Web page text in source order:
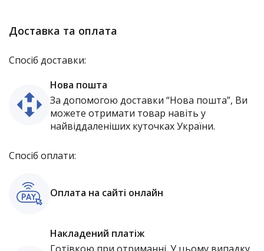
Доставка та оплата
Спосіб доставки:
Нова пошта
За допомогою доставки “Нова пошта”, Ви
можете отримати товар навіть у
найвіддаленіших куточках України.
Спосіб оплати:
Оплата на сайті онлайн
Накладений платіж
Готівкою при отриманні. У цьому випадку